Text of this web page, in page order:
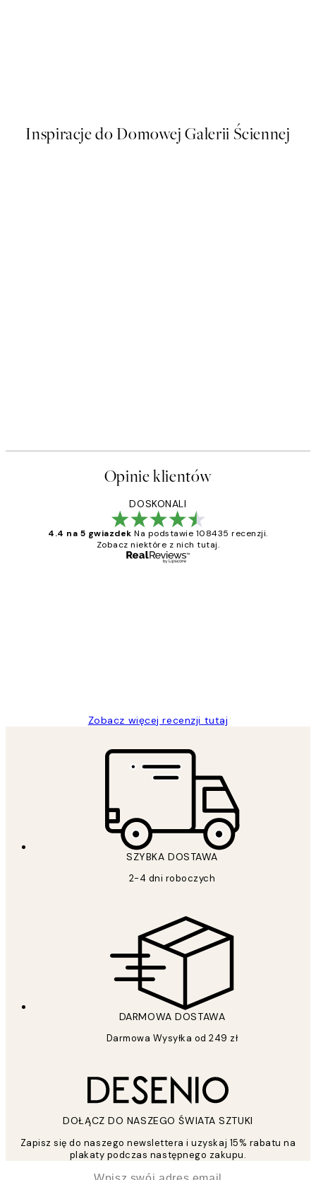
Inspiracje do Domowej Galerii Ściennej
Opinie klientów
DOSKONALI
4.4 na 5 gwiazdek Na podstawie 108435 recenzji.
Zobacz niektóre z nich tutaj.
Zobacz więcej recenzji tutaj
SZYBKA DOSTAWA
2-4 dni roboczych
DARMOWA DOSTAWA
Darmowa Wysyłka od 249 zł
DOŁĄCZ DO NASZEGO ŚWIATA SZTUKI
Zapisz się do naszego newslettera i uzyskaj 15% rabatu na
plakaty podczas następnego zakupu.